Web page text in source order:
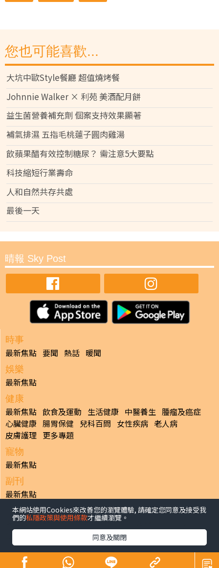
您也可能喜歡...
大坑中歐Style餐廳 超值燒烤餐
Johnnie Walker × 利苑 美酒配月餅
益生菌營養補充劑 個案支持效果顯著
補氣排濕 五指毛桃蓮子圓肉雞湯
飲蘋果醋有效控制糖尿？ 需注意5大要點
科技縮短行業壽命
人和自然共存共處
最後一天
晴報 Sky Post
時事
最新焦點 要聞 熱話 暖聞
娛樂
最新焦點
健康
最新焦點 飲食及運動 生活健康 中醫養生 腫瘤及癌症
心臟健康 腸胃保健 兒科百問 女性疾病 老人病
皮膚護理 更多專題
寵物
最新焦點
副刊
最新焦點
日報
揭頁版 港聞 財經/地產 中國/國際
生活副刊
體育 專題/人物
香港經濟日報版權所有©2026
本網站使用Cookies來改善您的瀏覽體驗, 請確定您同意及接受我
們的私隱政策與使用條款才繼續瀏覽。
同意及關閉